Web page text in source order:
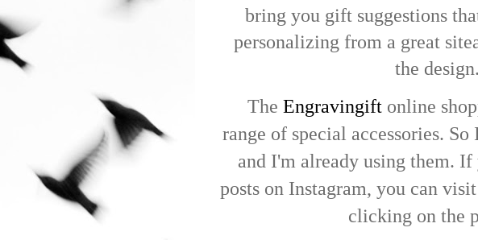
bring you gift suggestions
personalizing from a great
the design.
The Engravingift online
range of special accessories.
and I'm already using them. If
posts on Instagram, you can
clicking on the